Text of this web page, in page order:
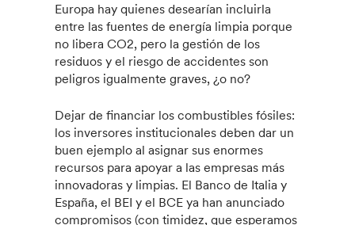
Europa hay quienes desearían incluirla
entre las fuentes de energía limpia porque
no libera CO2, pero la gestión de los
residuos y el riesgo de accidentes son
peligros igualmente graves, ¿o no?
Dejar de financiar los combustibles fósiles:
los inversores institucionales deben dar un
buen ejemplo al asignar sus enormes
recursos para apoyar a las empresas más
innovadoras y limpias. El Banco de Italia y
España, el BEI y el BCE ya han anunciado
compromisos (con timidez, que esperamos